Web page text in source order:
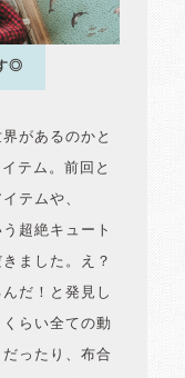
◎
があるのかと
テム。前回と
テムや、
超絶キュート
ました。え？
だ！と発見し
らい全ての動
ったり、布合